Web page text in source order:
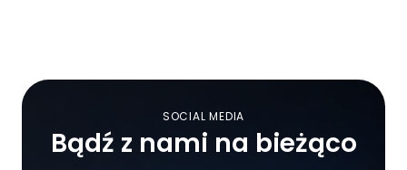
SOCIAL MEDIA
Bądź z nami na bieżąco